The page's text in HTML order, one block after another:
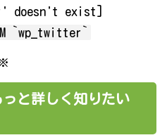
doesn't exist]
`wp_twitter`
っと詳しく知りたい